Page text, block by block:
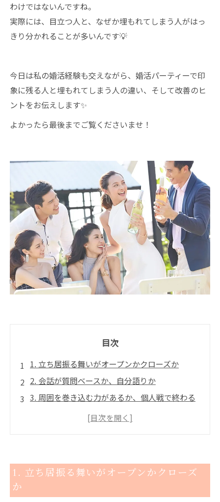
わけではないんですね。
実際には、目立つ人と、なぜか埋もれてしまう人がはっ
きり分かれることが多いんです💡
今日は私の婚活経験も交えながら、婚活パーティーで印
象に残る人と埋もれてしまう人の違い、そして改善のヒ
ントをお伝えします✨
よかったら最後までご覧くださいませ！
目次
1. 立ち居振る舞いがオープンかクローズか
2. 会話が質問ベースか、自分語りか
3. 周囲を巻き込む力があるか、個人戦で終わる
まとめ
ご成婚者様の幸せな声一覧
こんな婚活のお悩みありませんか？
1. 立ち居振る舞いがオープンかクローズ
か